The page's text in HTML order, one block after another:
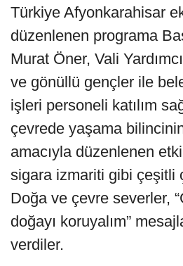
Türkiye Afyonkarahisar
düzenlenen programa
Murat Öner, Vali
ve gönüllü gençler ile
işleri personeli katılım
çevrede yaşama
amacıyla düzenlenen
sigara izmariti gibi çeşitli
Doğa ve çevre severler,
doğayı koruyalım”
verdiler.